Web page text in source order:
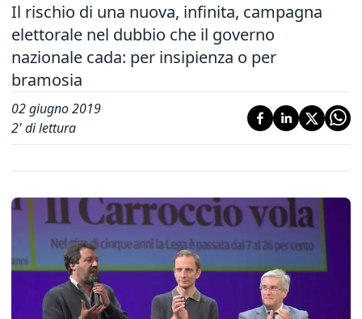
Il rischio di una nuova, infinita, campagna
elettorale nel dubbio che il governo
nazionale cada: per insipienza o per
bramosia
02 giugno 2019
2' di lettura